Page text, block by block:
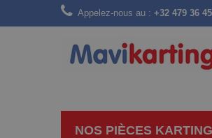
Appelez-nous au : +32 479 36
NOS PIÈCES KARTING